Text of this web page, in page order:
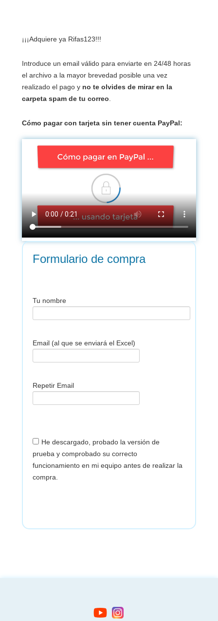
¡¡¡Adquiere ya Rifas123!!!
Introduce un email válido para enviarte en 24/48 horas
el archivo a la mayor brevedad posible una vez
realizado el pago y no te olvides de mirar en la
carpeta spam de tu correo
Cómo pagar con tarjeta sin tener cuenta PayPal:
Formulario de compra
Tu nombre
Email (al que se enviará el Excel)
Repetir Email
He descargado, probado la versión de
prueba y comprobado su correcto
funcionamiento en mi equipo antes de realizar la
compra.